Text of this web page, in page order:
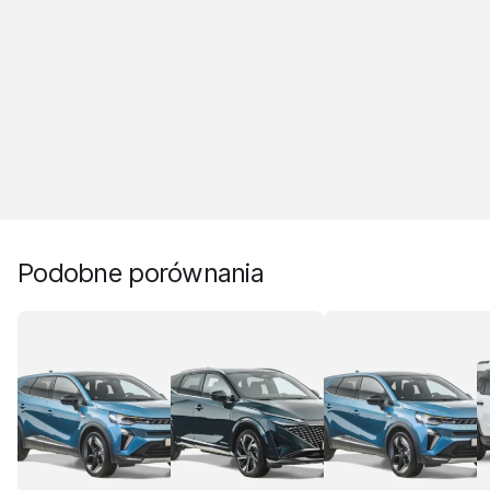
Podobne porównania